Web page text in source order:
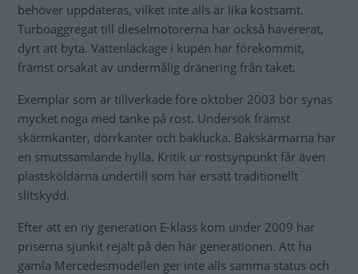
behöver uppdateras, vilket inte alls är lika kostsamt.
Turboaggregat till dieselmotorerna har också havererat,
dyrt att byta. Vattenläckage i kupén har förekommit,
främst orsakat av undermålig dränering från taket.
Exemplar som är tillverkade före oktober 2003 bör synas
mycket noga med tanke på rost. Undersök främst
skärmkanter, dörrkanter och baklucka. Bakskärmarna har
en smutssamlande hylla. Kritik ur rostsynpunkt får även
plastsköldarna undertill som har ersatt traditionellt
slitskydd.
Efter att en ny generation E-klass kom under 2009 har
priserna sjunkit rejält på den här generationen. Att ha
gamla Mercedesmodellen ger inte alls samma status och